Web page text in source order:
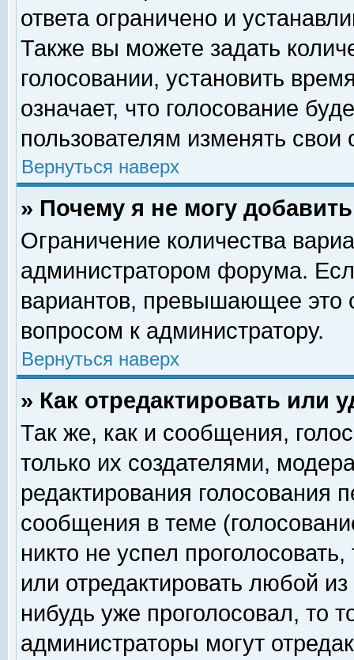
ответа ограничено и
Также вы можете задать
голосовании, установить
означает, что голосование
пользователям изменять свои
Вернуться наверх
» Почему я не могу
Ограничение количества
администратором форума.
вариантов, превышающее это
вопросом к администратору.
Вернуться наверх
» Как отредактировать или
Так же, как и сообщения,
только их создателями,
редактирования голосования
сообщения в теме
никто не успел
или отредактировать любой
нибудь уже проголосовал, то
администраторы могут